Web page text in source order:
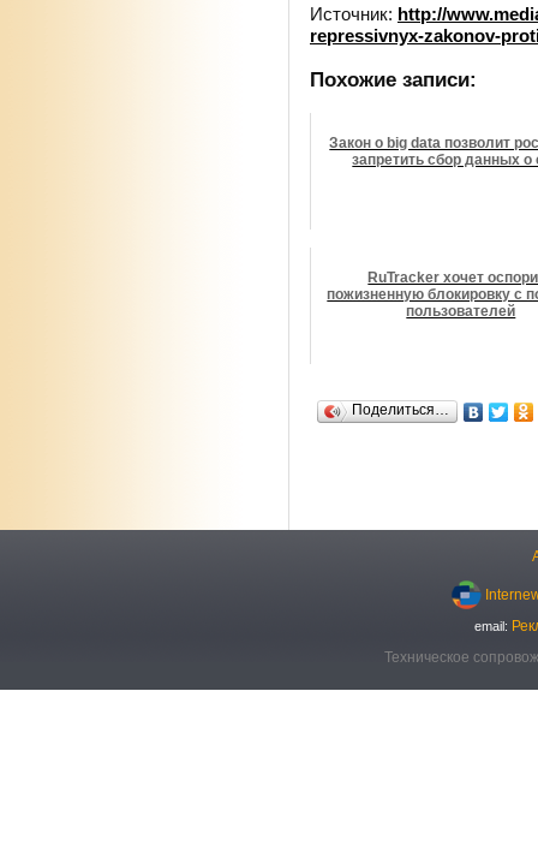
Источник: http://
repressivnyx-zakonov-
Похожие записи:
Закон о big data позволит
запретить сбор данных о
RuTracker хочет
пожизненную блокировку с
пользователей
Поделиться…
email:
Техническое